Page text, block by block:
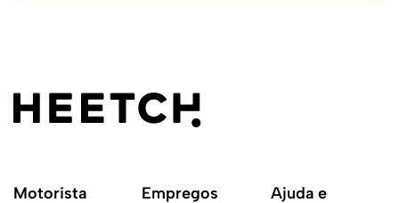
Motorista
Empregos
Ajuda e